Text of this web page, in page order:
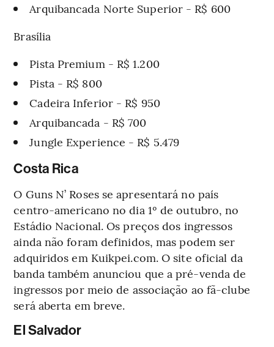
Arquibancada Norte Superior - R$ 600
Brasília
Pista Premium - R$ 1.200
Pista - R$ 800
Cadeira Inferior - R$ 950
Arquibancada - R$ 700
Jungle Experience - R$ 5.479
Costa Rica
O Guns N’ Roses se apresentará no país
centro-americano no dia 1º de outubro, no
Estádio Nacional. Os preços dos ingressos
ainda não foram definidos, mas podem ser
adquiridos em Kuikpei.com. O site oficial da
banda também anunciou que a pré-venda de
ingressos por meio de associação ao fã-clube
será aberta em breve.
El Salvador